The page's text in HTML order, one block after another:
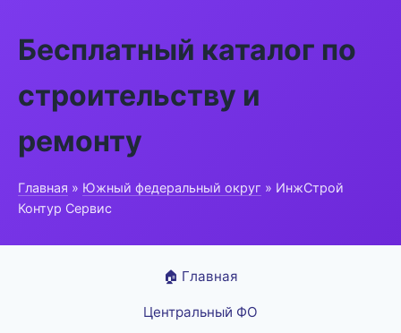
Бесплатный каталог по
строительству и
ремонту
Главная » Южный федеральный округ » ИнжСтрой
Контур Сервис
🏠 Главная
Центральный ФО